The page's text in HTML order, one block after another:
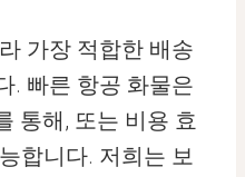
가장 적합한 배송
. 빠른 항공 화물은
통해, 또는 비용 효
합니다. 저희는 보